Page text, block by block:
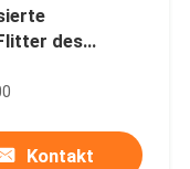
des
SGCC
Kontakt